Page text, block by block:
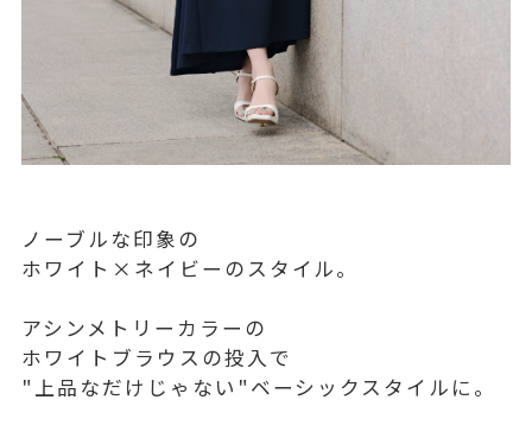
ノーブルな印象の
ホワイト×ネイビーのスタイル。
アシンメトリーカラーの
ホワイトブラウスの投入で
"上品なだけじゃない"ベーシックスタイルに。